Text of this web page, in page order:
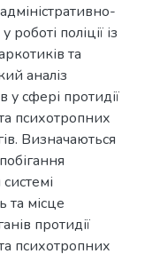
поліції із
та
аналіз
сфері протидії
психотропних
Визначаються
та місце
протидії
психотропних